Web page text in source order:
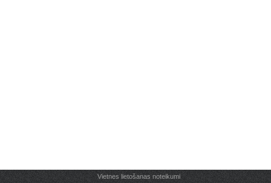
Vietnes lietošanas noteikumi